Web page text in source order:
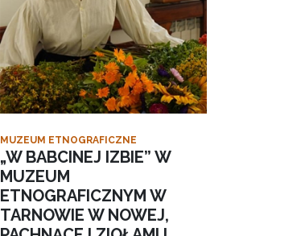
MUZEUM ETNOGRAFICZNE
„W BABCINEJ IZBIE” W
MUZEUM
ETNOGRAFICZNYM W
TARNOWIE W NOWEJ,